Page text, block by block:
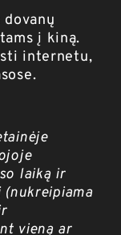
į kiną.
internetu,
laiką ir
vieną ar